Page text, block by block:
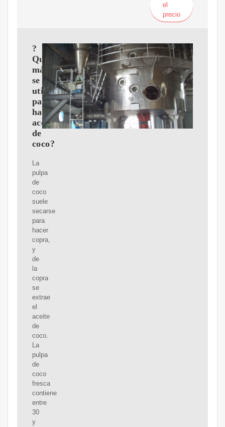
el
precio
?
Qué
máquina
se
utiliza
para
hacer
aceite
de
coco?
La
pulpa
de
coco
suele
secarse
para
hacer
copra,
y
de
la
copra
se
extrae
el
aceite
de
coco.
La
pulpa
de
coco
fresca
contiene
entre
30
y